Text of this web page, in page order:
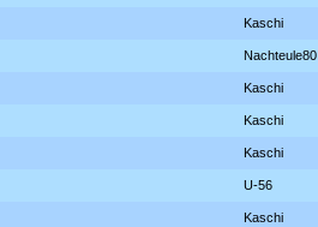
Kaschi
Nachteule80
Kaschi
Kaschi
Kaschi
U-56
Kaschi